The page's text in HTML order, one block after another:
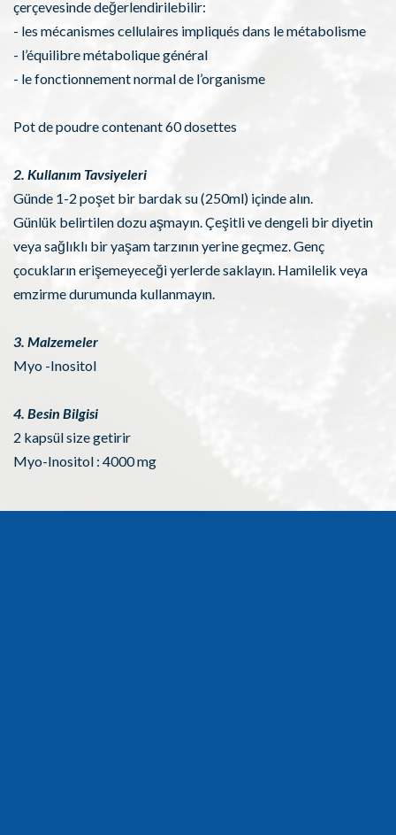
çerçevesinde değerlendirilebilir:
- les mécanismes cellulaires impliqués dans le métabolisme
- l’équilibre métabolique général
- le fonctionnement normal de l’organisme
Pot de poudre contenant 60 dosettes
2. Kullanım Tavsiyeleri
Günde 1-2 poşet bir bardak su (250ml) içinde alın.
Günlük belirtilen dozu aşmayın. Çeşitli ve dengeli bir diyetin
veya sağlıklı bir yaşam tarzının yerine geçmez. Genç
çocukların erişemeyeceği yerlerde saklayın. Hamilelik veya
emzirme durumunda kullanmayın.
3. Malzemeler
Myo -Inositol
4. Besin Bilgisi
2 kapsül size getirir
Myo-Inositol : 4000 mg